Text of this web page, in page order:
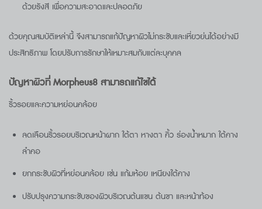
ด้วยรังสี เพื่อความสะอาดและปลอดภัย
ด้วยคุณสมบัติเหล่านี้ จึงสามารถแก้ปัญหาผิวไม่กระชับและเหี่ยวย่นได้อย่างมี
ประสิทธิภาพ โดยปรับการรักษาให้เหมาะสมกับแต่ละบุคคล
ปัญหาผิวที่ Morpheus8 สามารถแก้ไขได้
ริ้วรอยและความหย่อนคล้อย
ลดเลือนริ้วรอยบริเวณหน้าผาก ใต้ตา หางตา คิ้ว ร่องน้ำหมาก ใต้คาง
ลำคอ
ยกกระชับผิวที่หย่อนคล้อย เช่น แก้มห้อย เหนียงใต้คาง
ปรับปรุงความกระชับของผิวบริเวณต้นแขน ต้นขา และหน้าท้อง